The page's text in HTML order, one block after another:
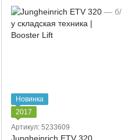
Новинка
2017
Артикул: 5233609